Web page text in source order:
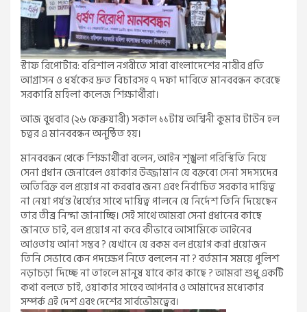
স্টাফ রিপোর্টার: বরিশাল নগরীতে সারা বাংলাদেশের নারীর প্রতি
আগ্রাসন ও ধর্ষকের দ্রুত বিচারসহ ৭ দফা দাবিতে মানববন্ধন করেছে
সরকারি মহিলা কলেজ শিক্ষার্থীরা।
আজ বুধবার (২৬ ফেব্রুয়ারী) সকাল ১১টায় অশ্বিনী কুমার টাউন হল
চত্বর এ মানববন্ধন অনুষ্ঠিত হয়।
মানববন্ধন থেকে শিক্ষার্থীরা বলেন, আইন শৃঙ্খলা পরিস্থিতি নিয়ে
সেনা প্রধান জেনারেল ওয়াকার উজ্জামান যে বক্তব্যে সেনা সদস্যদের
অতিরিক্ত বল প্রয়োগ না করবার জন্য এবং নির্বাচিত সরকার দায়িত্ব
না নেয়া পর্যন্ত ধৈর্য্যের সাথে দায়িত্ব পালনে যে নির্দেশ তিনি দিয়েছেন
তার তীব্র নিন্দা জানাচ্ছি। সেই সাথে আমরা সেনা প্রধানের কাছে
জানতে চাই, বল প্রয়োগ না করে কীভাবে আসামিকে আইনের
আওতায় আনা সম্ভব ? যেখানে যে রকম বল প্রয়োগ করা প্রয়োজন
তিনি সেভাবে কেন পদক্ষেপ নিতে বললেন না ? বর্তমান সময়ে পুলিশ
নড়াচড়া দিচ্ছে না তাহলে মানুষ যাবে কার কাছে ? আমরা শুধু একটি
কথা বলতে চাই, ওয়াকার সাহেব আপনার ও আমাদের মধ্যেকার
সম্পর্ক এই দেশ এবং দেশের সার্বভৌমত্বের।